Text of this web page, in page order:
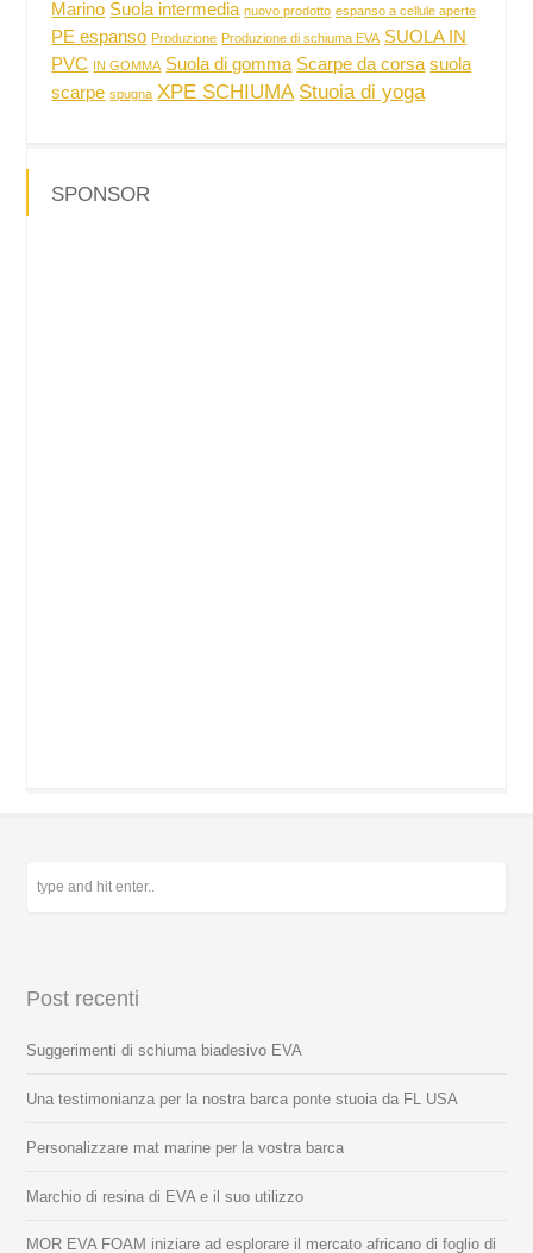
Marino Suola intermedia nuovo prodotto espanso a cellule aperte
PE espanso Produzione Produzione di schiuma EVA SUOLA IN
PVC
IN GOMMA Suola di gomma Scarpe da corsa suola
scarpe spugna XPE SCHIUMA Stuoia di yoga
SPONSOR
Post recenti
Suggerimenti di schiuma biadesivo EVA
Una testimonianza per la nostra barca ponte stuoia da FL USA
Personalizzare mat marine per la vostra barca
Marchio di resina di EVA e il suo utilizzo
MOR EVA FOAM iniziare ad esplorare il mercato africano di foglio di